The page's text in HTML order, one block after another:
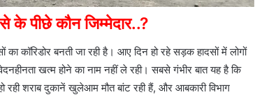
के पीछे कौन जिम्मेदार..?
कॉरिडोर बनती जा रही है। आए दिन हो रहे सड़क हादसों में लोगों
खत्म होने का नाम नहीं ले रही। सबसे गंभीर बात यह है कि
शराब दुकानें खुलेआम मौत बांट रही हैं, और आबकारी विभाग